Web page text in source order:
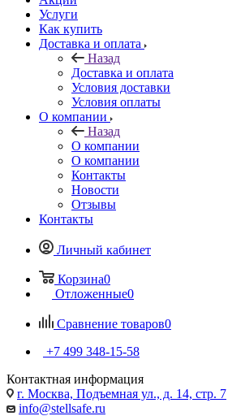
Услуги
Как купить
Доставка и оплата
Назад
Доставка и оплата
Условия доставки
Условия оплаты
О компании
Назад
О компании
О компании
Контакты
Новости
Отзывы
Контакты
Личный кабинет
Корзина0
Отложенные0
Сравнение товаров0
+7 499 348-15-58
Контактная информация
г. Москва, Подъемная ул., д. 14, стр. 7
info@stellsafe.ru